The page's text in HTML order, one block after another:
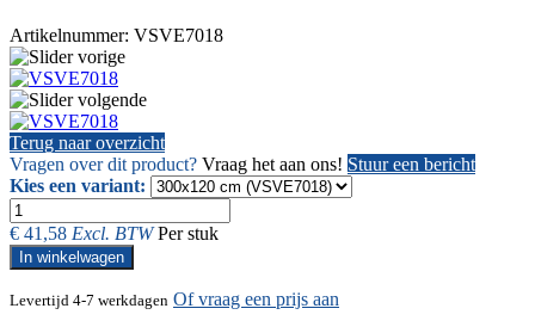
Artikelnummer: VSVE7018
Terug naar overzicht
Vragen over dit product? Vraag het aan ons! Stuur een bericht
Kies een variant:
€ 41,58 Excl. BTW Per stuk
In winkelwagen
Levertijd 4-7 werkdagen Of vraag een prijs aan